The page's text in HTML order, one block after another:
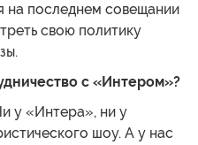
на последнем совещании
свою политику
с «Интером»?
у «Интера», ни у
шоу. А у нас